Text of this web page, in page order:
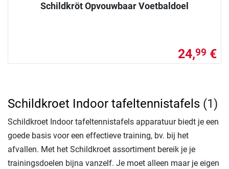
Schildkröt Opvouwbaar Voetbaldoel
24,99 €
Schildkroet Indoor tafeltennistafels (1)
Schildkroet Indoor tafeltennistafels apparatuur biedt je een
goede basis voor een effectieve training, bv. bij het
afvallen. Met het Schildkroet assortiment bereik je je
trainingsdoelen bijna vanzelf. Je moet alleen maar je eigen